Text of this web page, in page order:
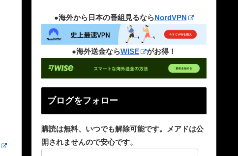
●海外から日本の番組見るならNordVPN
●海外送金ならWISE がお得！
ブログをフォロー
購読は無料、いつでも解除可能です。メアドは公
開されませんので安心です。